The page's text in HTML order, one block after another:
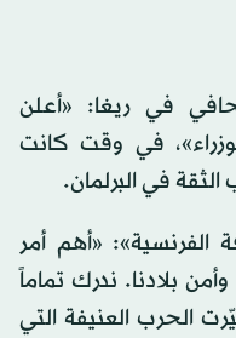
في ريغا: «أعلن
في وقت كانت
في البرلمان.
الفرنسية»: «أهم أمر
بلادنا. ندرك تماماً
الحرب العنيفة التي